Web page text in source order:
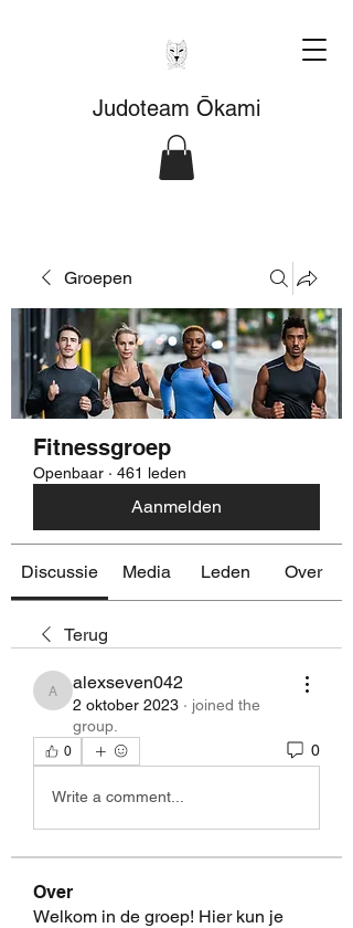
Judoteam Ōkami
Groepen
Fitnessgroep
Openbaar · 461 leden
Aanmelden
Discussie Media Leden Over
Terug
alexseven042
alexseven042
2 oktober 2023 · joined the
group.
0 0
Write a comment...
Over
Welkom in de groep! Hier kun je